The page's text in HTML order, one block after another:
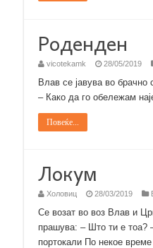
Роденден
vicotekamk 28/05/2019
Влав се јавува во
– Како да го обележам
Повеќе...
Локум
Холовиц 28/03/2019
Се возат во воз Влав и
прашува: – Што ти е тоа?
портокали По некое